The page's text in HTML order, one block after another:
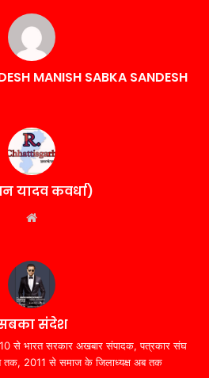
MANISH SABKA SANDESH
यादव कवर्धा)
संदेश
से भारत सरकार अखबार संपादक, पत्रकार संघ
तक, 2011 से समाज के जिलाध्यक्ष अब तक